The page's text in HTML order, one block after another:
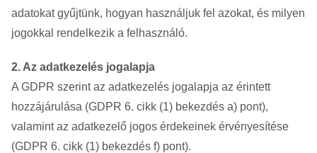
adatokat gyűjtünk, hogyan használjuk fel azokat, és milyen
jogokkal rendelkezik a felhasználó.
2. Az adatkezelés jogalapja
A GDPR szerint az adatkezelés jogalapja az érintett
hozzájárulása (GDPR 6. cikk (1) bekezdés a) pont),
valamint az adatkezelő jogos érdekeinek érvényesítése
(GDPR 6. cikk (1) bekezdés f) pont).